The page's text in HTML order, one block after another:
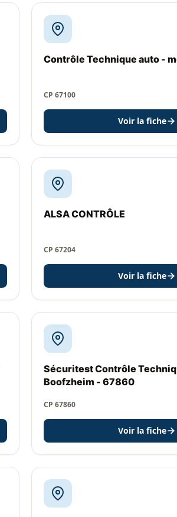
Contrôle Technique auto -
CP 67100
Voir la fiche
ALSA CONTRÔLE
CP 67204
Voir la fiche
Sécuritest Contrôle
Boofzheim - 67860
CP 67860
Voir la fiche